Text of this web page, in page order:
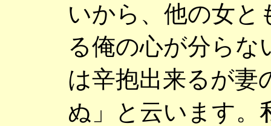
いから、他の女と
る俺の心が分らな
は辛抱出来るが妻
ぬ」と云います。